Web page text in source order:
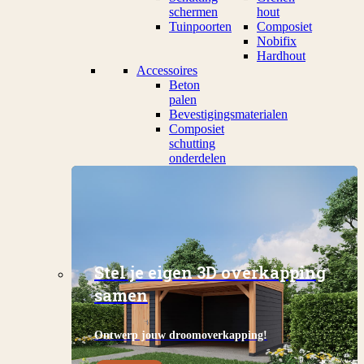
schermen
Tuinpoorten
hout
Composiet
Nobifix
Hardhout
Accessoires
Beton
palen
Bevestigingsmaterialen
Composiet
schutting
onderdelen
Stel je eigen 3D overkapping
samen
Ontwerp jouw droomoverkapping!